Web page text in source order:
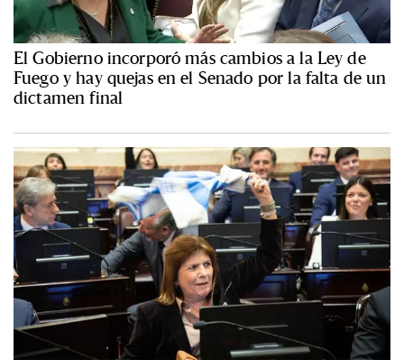
El Gobierno incorporó más cambios a la Ley de
Fuego y hay quejas en el Senado por la falta de un
dictamen final